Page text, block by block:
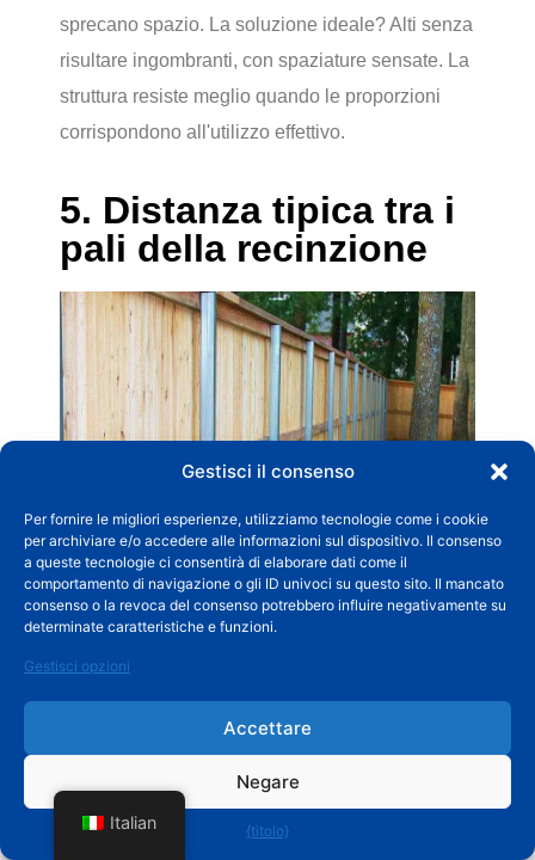
Gestisci il consenso
Per fornire le migliori esperienze, utilizziamo tecnologie come i cookie
per archiviare e/o accedere alle informazioni sul dispositivo. Il consenso
a queste tecnologie ci consentirà di elaborare dati come il
comportamento di navigazione o gli ID univoci su questo sito. Il mancato
consenso o la revoca del consenso potrebbero influire negativamente su
determinate caratteristiche e funzioni.
Gestisci opzioni
Accettare
Negare
{titolo}
sprecano spazio. La soluzione ideale? Alti senza
risultare ingombranti, con spaziature sensate. La
struttura resiste meglio quando le proporzioni
corrispondono all'utilizzo effettivo.
5. Distanza tipica tra i
pali della recinzione
Anche quando la maggior parte degli aspetti è
indicazione generale: i lavori reali richiedono
modifiche a seconda di ciò che accade in
cantiere. Familiarizzare con queste distanze
semplifica l'acquisto dei materiali e la stima dei
Italian